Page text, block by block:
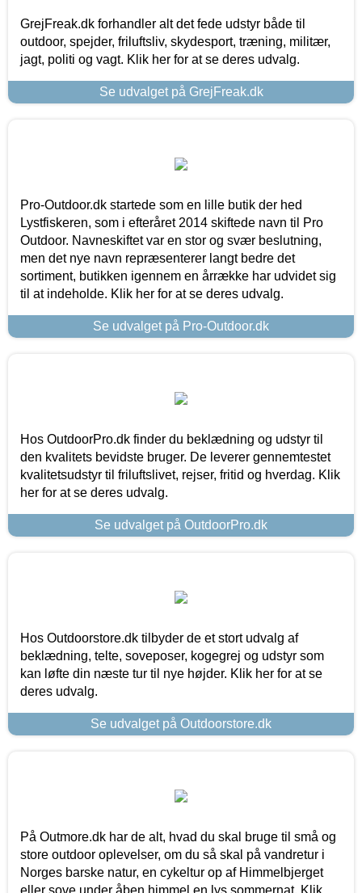
GrejFreak.dk forhandler alt det fede udstyr både til
outdoor, spejder, friluftsliv, skydesport, træning, militær,
jagt, politi og vagt. Klik her for at se deres udvalg.
Se udvalget på GrejFreak.dk
Pro-Outdoor.dk startede som en lille butik der hed
Lystfiskeren, som i efteråret 2014 skiftede navn til Pro
Outdoor. Navneskiftet var en stor og svær beslutning,
men det nye navn repræsenterer langt bedre det
sortiment, butikken igennem en årrække har udvidet sig
til at indeholde. Klik her for at se deres udvalg.
Se udvalget på Pro-Outdoor.dk
Hos OutdoorPro.dk finder du beklædning og udstyr til
den kvalitets bevidste bruger. De leverer gennemtestet
kvalitetsudstyr til friluftslivet, rejser, fritid og hverdag. Klik
her for at se deres udvalg.
Se udvalget på OutdoorPro.dk
Hos Outdoorstore.dk tilbyder de et stort udvalg af
beklædning, telte, soveposer, kogegrej og udstyr som
kan løfte din næste tur til nye højder. Klik her for at se
deres udvalg.
Se udvalget på Outdoorstore.dk
På Outmore.dk har de alt, hvad du skal bruge til små og
store outdoor oplevelser, om du så skal på vandretur i
Norges barske natur, en cykeltur op af Himmelbjerget
eller sove under åben himmel en lys sommernat. Klik